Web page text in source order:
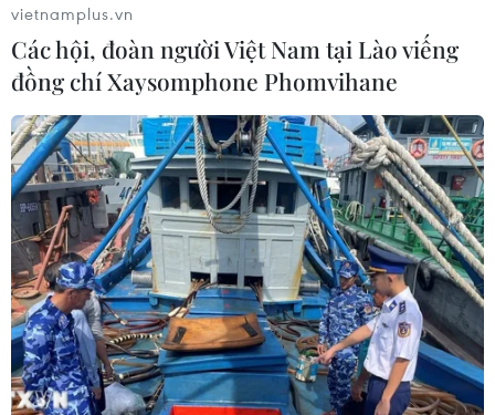
Hành trình 7 năm và bước ngoặt phát
triển lực lượng gìn giữ hòa bình
27/05/2021 03:25
Cục Gìn giữ hòa bình Việt Nam đã thực hiện rất tốt vai
vietnamplus.vn
Các hội, đoàn người Việt Nam tại Lào viếng
đồng chí Xaysomphone Phomvihane